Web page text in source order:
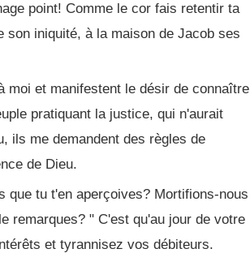
point! Comme le cor fais retentir ta
son iniquité, à la maison de Jacob ses
moi et manifestent le désir de connaître
pratiquant la justice, qui n'aurait
ils me demandent des règles de
de Dieu.
que tu t'en aperçoives? Mortifions-nous
remarques? " C'est qu'au jour de votre
et tyrannisez vos débiteurs.